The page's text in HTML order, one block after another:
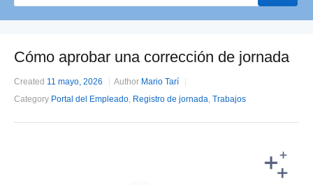
Cómo aprobar una corrección de jornada
Created 11 mayo, 2026 Author Mario Tarí
Category Portal del Empleado, Registro de jornada, Trabajos